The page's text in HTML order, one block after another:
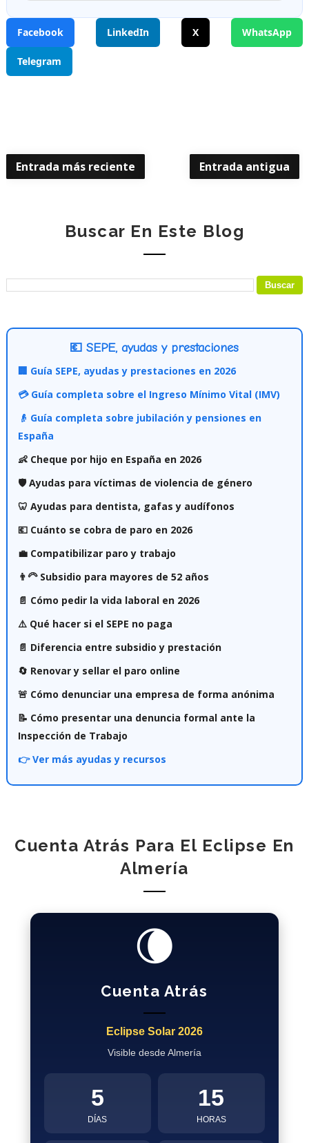
Facebook LinkedIn X WhatsApp
Telegram
Entrada más reciente Entrada antigua
Buscar En Este Blog
💶 SEPE, ayudas y prestaciones
🏢 Guía SEPE, ayudas y prestaciones en 2026
💳 Guía completa sobre el Ingreso Mínimo Vital (IMV)
👴 Guía completa sobre jubilación y pensiones en
España
👶 Cheque por hijo en España en 2026
🛡️ Ayudas para víctimas de violencia de género
🦷 Ayudas para dentista, gafas y audífonos
💶 Cuánto se cobra de paro en 2026
💼 Compatibilizar paro y trabajo
👨‍🦳 Subsidio para mayores de 52 años
📄 Cómo pedir la vida laboral en 2026
⚠️ Qué hacer si el SEPE no paga
📄 Diferencia entre subsidio y prestación
🔄 Renovar y sellar el paro online
🚨 Cómo denunciar una empresa de forma anónima
📝 Cómo presentar una denuncia formal ante la
Inspección de Trabajo
👉 Ver más ayudas y recursos
Cuenta Atrás Para El Eclipse En
Almería
🌘
Cuenta Atrás
Eclipse Solar 2026
Visible desde Almería
5
DÍAS
15
HORAS